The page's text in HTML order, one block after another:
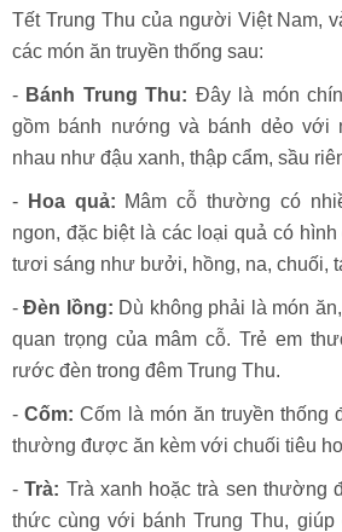
Tết Trung Thu của người Việt Nam,
các món ăn truyền thống sau:
- Bánh Trung Thu: Đây là món
gồm bánh nướng và bánh dẻo với
nhau như đậu xanh, thập cẩm, sầu
- Hoa quả: Mâm cỗ thường có
ngon, đặc biệt là các loại quả có
tươi sáng như bưởi, hồng, na, chuối,
-Đèn lồng: Dù không phải là món
quan trọng của mâm cỗ. Trẻ em
rước đèn trong đêm Trung Thu.
-Cốm: Cốm là món ăn truyền thống
thường được ăn kèm với chuối tiêu
-Trà: Trà xanh hoặc trà sen thường
thức cùng với bánh Trung Thu, giúp